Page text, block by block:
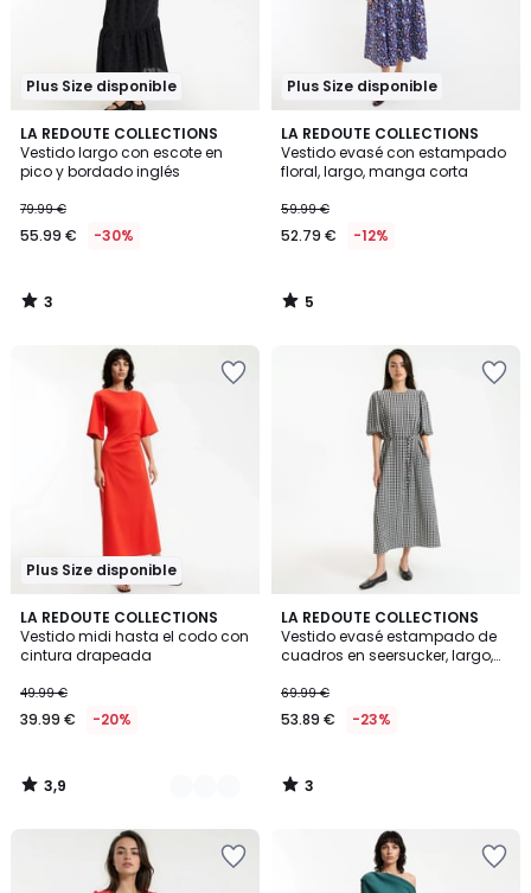
Plus Size disponible
LA REDOUTE COLLECTIONS
Vestido largo con escote en
pico y bordado inglés
79.99 €
55.99 € -30%
3
/
5
3
/
Plus Size disponible
LA REDOUTE COLLECTIONS
Vestido evasé con estampado
floral, largo, manga corta
59.99 €
52.79 € -12%
5
/
5
5
/
Plus Size disponible
LA REDOUTE COLLECTIONS
Vestido midi hasta el codo con
cintura drapeada
49.99 €
39.99 € -20%
3,9
/ 5
2
Colores
3,9
/
LA REDOUTE COLLECTIONS
Vestido evasé estampado de
cuadros en seersucker, largo,
69.99 €
53.89 € -23%
3
/
5
3
/